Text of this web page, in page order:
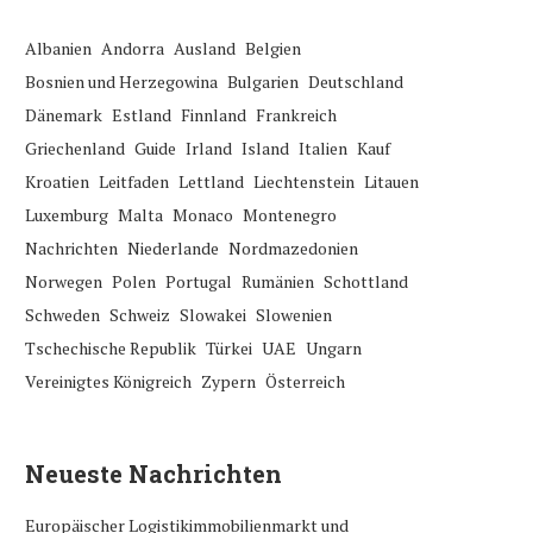
Albanien Andorra Ausland Belgien
Bosnien und Herzegowina Bulgarien Deutschland
Dänemark Estland Finnland Frankreich
Griechenland Guide Irland Island Italien Kauf
Kroatien Leitfaden Lettland Liechtenstein Litauen
Luxemburg Malta Monaco Montenegro
Nachrichten Niederlande Nordmazedonien
Norwegen Polen Portugal Rumänien Schottland
Schweden Schweiz Slowakei Slowenien
Tschechische Republik Türkei UAE Ungarn
Vereinigtes Königreich Zypern Österreich
Neueste Nachrichten
Europäischer Logistikimmobilienmarkt und